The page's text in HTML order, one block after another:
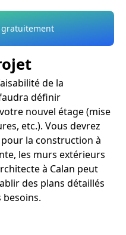
de la
définir
nouvel étage (mise
etc.). Vous devrez
la construction à
les murs extérieurs
à Calan peut
des plans détaillés
besoins.